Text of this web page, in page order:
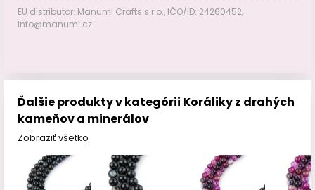
EU distributor: Manumi Crafts s.r.o., IČO/ID: 24260452,
info@manumi.cz
Ďalšie produkty v kategórii Koráliky z drahých
kameňov a minerálov
Zobraziť všetko